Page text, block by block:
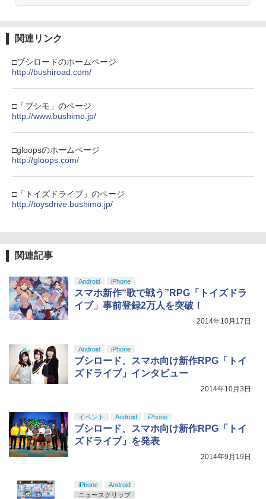
3
【純正品】ディスクドライブ(CFI-ZDD1
トローラー ミッドナイト ブラック(CFI-
トローラー(CFI-ZCT2J)
￥10,737
ラー (ロボット ホワイト)
4
5
4
劇場版「鬼滅の刃」無限城編 第一章 猗
関連リンク
□ブシロードのホームページ
http://bushiroad.com/
□「ブシモ」のページ
http://www.bushimo.jp/
□gloopsのホームページ
http://gloops.com/
□「トイズドライブ」のページ
http://toysdrive.bushimo.jp/
関連記事
Android iPhone
スマホ新作“歌で戦う”RPG「トイズドラ
イブ」事前登録2万人を突破！
2014年10月17日
Android iPhone
ブシロード、スマホ向け新作RPG「トイ
ズドライブ」インタビュー
2014年10月3日
イベント Android iPhone
ブシロード、スマホ向け新作RPG「トイ
ズドライブ」を発表
2014年9月19日
iPhone
Android
ニュースクリップ